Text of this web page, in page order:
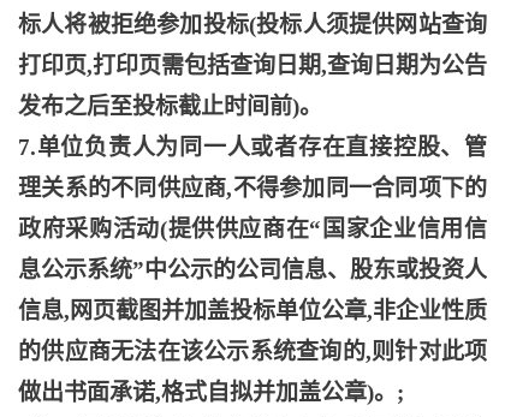
标人将被拒绝参加投标(投标人须提供网站查询
打印页,打印页需包括查询日期,查询日期为公告
发布之后至投标截止时间前)。
7.单位负责人为同一人或者存在直接控股、管
理关系的不同供应商,不得参加同一合同项下的
政府采购活动(提供供应商在“国家企业信用信
息公示系统”中公示的公司信息、股东或投资人
信息,网页截图并加盖投标单位公章,非企业性质
的供应商无法在该公示系统查询的,则针对此项
做出书面承诺,格式自拟并加盖公章)。;